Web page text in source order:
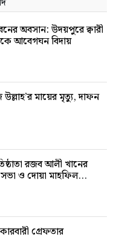
অবসান: উদয়পুরে ক্বারী
আবেগঘন বিদায়
মায়ের মৃত্যু, দাফন
রজব আলী খানের
ও দোয়া মাহফিল
গ্রেফতার